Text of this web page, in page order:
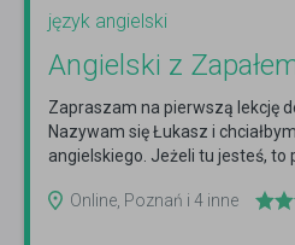
język angielski
Angielski z
Zapraszam na pierwszą lekcję
Nazywam się Łukasz i
angielskiego. Jeżeli tu jesteś, to
Online, Poznań i 4 inne